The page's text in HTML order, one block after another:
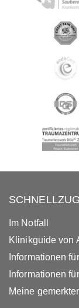
Im Notfall
Klinikguide von
Informationen
Informationen
Meine